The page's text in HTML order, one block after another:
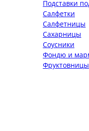
Подставки
Салфетки
Салфетницы
Сахарницы
Соусники
Фондю и
Фруктовницы